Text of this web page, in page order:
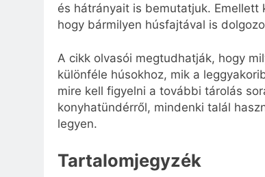
és hátrányait is bemutatjuk.
hogy bármilyen húsfajtával is
A cikk olvasói megtudhatják, hogy
különféle húsokhoz, mik a
mire kell figyelni a további tárolás
konyhatündérről, mindenki talál
legyen.
Tartalomjegyzék